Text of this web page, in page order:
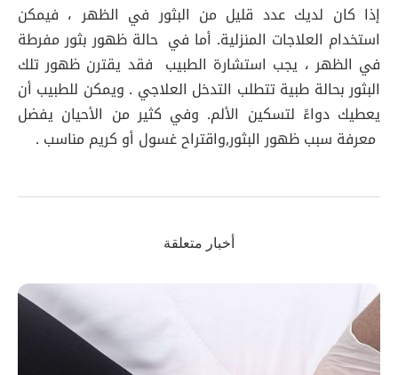
إذا كان لديك عدد قليل من البثور في الظهر ، فيمكن
استخدام العلاجات المنزلية. أما في حالة ظهور بثور مفرطة
في الظهر ، يجب استشارة الطبيب فقد يقترن ظهور تلك
البثور بحالة طبية تتطلب التدخل العلاجي . ويمكن للطبيب أن
يعطيك دواءً لتسكين الألم. وفي كثير من الأحيان يفضل
معرفة سبب ظهور البثور,واقتراح غسول أو كريم مناسب .
أخبار متعلقة